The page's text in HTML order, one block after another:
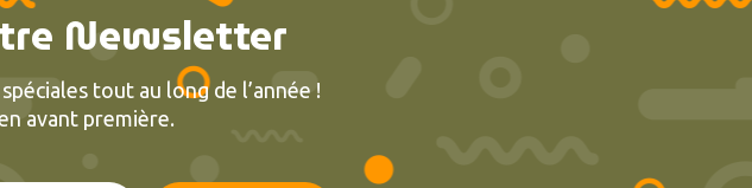
Newsletter
tout au long de l’année !
avant première.